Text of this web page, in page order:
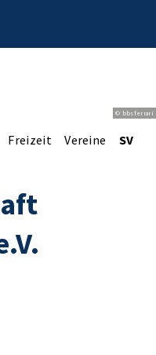
© bbsferrari
Freizeit Vereine SV